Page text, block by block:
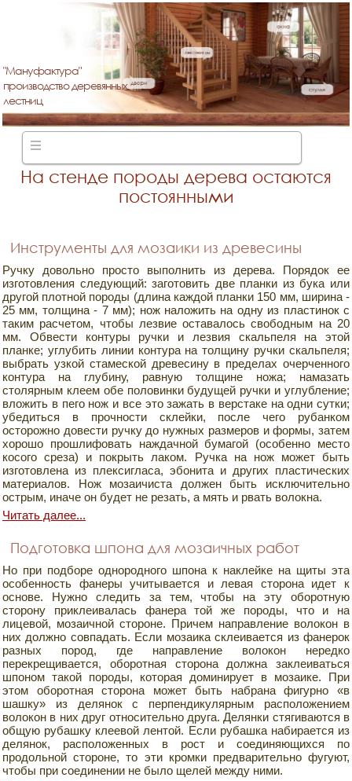
"Мануфактура"
производство деревянных
лестниц
На стенде породы дерева остаются
постоянными
Инструменты для мозаики из древесины
Ручку довольно просто выполнить из дерева. Порядок ее
изготовления следующий: заготовить две планки из бука или
другой плотной породы (длина каждой планки 150 мм, ширина -
25 мм, толщина - 7 мм); нож наложить на одну из пластинок с
таким расчетом, чтобы лезвие оставалось свободным на 20
мм. Обвести контуры ручки и лезвия скальпеля на этой
планке; углубить линии контура на толщину ручки скальпеля;
выбрать узкой стамеской древесину в пределах очерченного
контура на глубину, равную толщине ножа; намазать
столярным клеем обе половинки будущей ручки и углубление;
вложить в пего нож и все это зажать в верстаке на одни сутки;
убедиться в прочности склейки, после чего рубанком
осторожно довести ручку до нужных размеров и формы, затем
хорошо прошлифовать наждачной бумагой (особенно место
косого среза) и покрыть лаком. Ручка на нож может быть
изготовлена из плексигласа, эбонита и других пластических
материалов. Нож мозаичиста должен быть исключительно
острым, иначе он будет не резать, а мять и рвать волокна.
Читать далее...
Подготовка шпона для мозаичных работ
Но при подборе однородного шпона к наклейке на щиты эта
особенность фанеры учитывается и левая сторона идет к
основе. Нужно следить за тем, чтобы на эту оборотную
сторону приклеивалась фанера той же породы, что и на
лицевой, мозаичной стороне. Причем направление волокон в
них должно совпадать. Если мозаика склеивается из фанерок
разных пород, где направление волокон нередко
перекрещивается, оборотная сторона должна заклеиваться
шпоном такой породы, которая доминирует в мозаике. При
этом оборотная сторона может быть набрана фигурно «в
шашку» из делянок с перпендикулярным расположением
волокон в них друг относительно друга. Делянки стягиваются в
общую рубашку клеевой лентой. Если рубашка набирается из
делянок, расположенных в рост и соединяющихся по
продольной стороне, то эти кромки предварительно фугуют,
чтобы при соединении не было щелей между ними.